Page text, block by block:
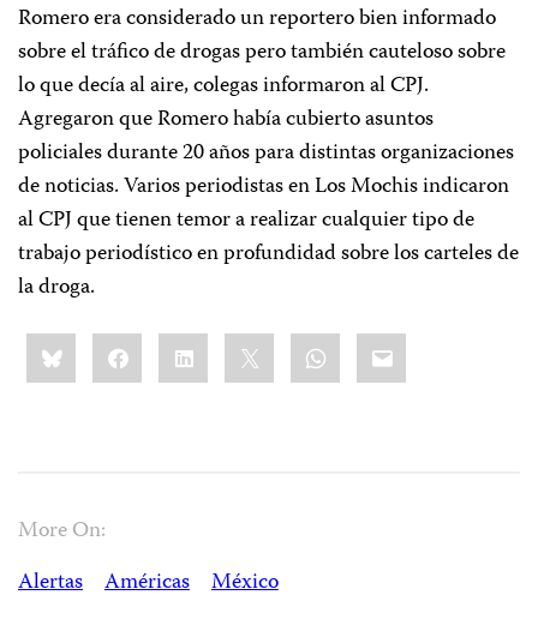
Romero era considerado un reportero bien informado
sobre el tráfico de drogas pero también cauteloso sobre
lo que decía al aire, colegas informaron al CPJ.
Agregaron que Romero había cubierto asuntos
policiales durante 20 años para distintas organizaciones
de noticias. Varios periodistas en Los Mochis indicaron
al CPJ que tienen temor a realizar cualquier tipo de
trabajo periodístico en profundidad sobre los carteles de
la droga.
Share
this:BlueskyFacebookLinkedIn WhatsApp
Email
More On:
Alertas
Américas
México